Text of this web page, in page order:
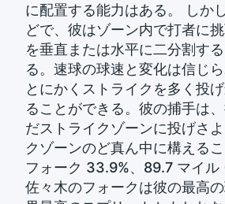
に配置する能力はある。 しか
どで、彼はゾーン内で打者に
を垂直または水平に二分割す
る。速球の球速と変化は信じら
とにかくストライクを多く投
ることができる。彼の捕手は
だストライクゾーンに投げさ
クゾーンのど真ん中に構えるこ
フォーク 33.9%、89.7 マイ
佐々木のフォークは彼の最高